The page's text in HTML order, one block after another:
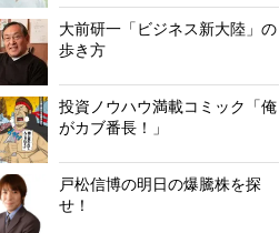
大前研一「ビジネス新大陸」の
歩き方
投資ノウハウ満載コミック「俺
がカブ番長！」
戸松信博の明日の爆騰株を探
せ！